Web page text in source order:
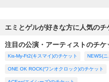
エミとゲルが好きな方に人気のチ
注目の公演・アーティストのチケ
Kis-My-Ft2(キスマイ)のチケット NEWS(ニ
ONE OK ROCK(ワンオクロック)のチケット